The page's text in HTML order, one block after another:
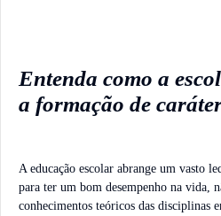
Entenda como a
a formação de
A educação escolar abrange um vasto
para ter um bom desempenho na vida,
conhecimentos teóricos das disciplinas